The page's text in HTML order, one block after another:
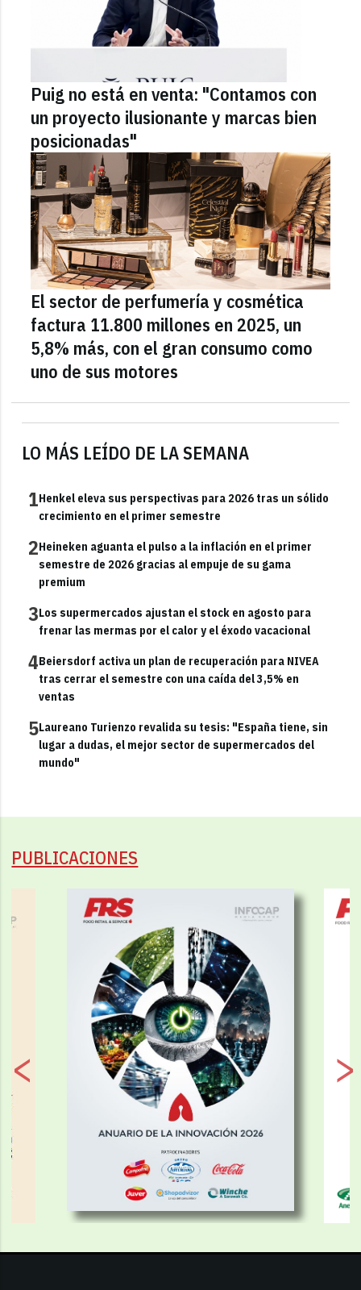
LO MÁS LEÍDO DE LA SEMANA
1Henkel eleva sus perspectivas para 2026 tras un sólido
crecimiento en el primer semestre
2Heineken aguanta el pulso a la inflación en el primer
semestre de 2026 gracias al empuje de su gama
premium
3Los supermercados ajustan el stock en agosto para
frenar las mermas por el calor y el éxodo vacacional
4Beiersdorf activa un plan de recuperación para NIVEA
tras cerrar el semestre con una caída del 3,5% en
ventas
5Laureano Turienzo revalida su tesis: "España tiene, sin
lugar a dudas, el mejor sector de supermercados del
mundo"
Puig no está en venta: "Contamos con
un proyecto ilusionante y marcas bien
posicionadas"
El sector de perfumería y cosmética
factura 11.800 millones en 2025, un
5,8% más, con el gran consumo como
uno de sus motores
PUBLICACIONES